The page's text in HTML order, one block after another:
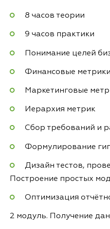
8 часов теории
9 часов практики
Понимание целей
Финансовые метрики
Маркетинговые
Иерархия метрик
Сбор требований и
Формулирование
Дизайн тестов,
Построение простых
Оптимизация
2 модуль. Получение